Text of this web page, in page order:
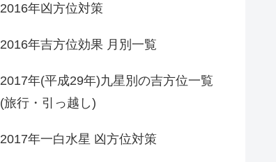
2016年凶方位対策
2016年吉方位効果 月別一覧
2017年(平成29年)九星別の吉方位一覧
(旅行・引っ越し)
2017年一白水星 凶方位対策